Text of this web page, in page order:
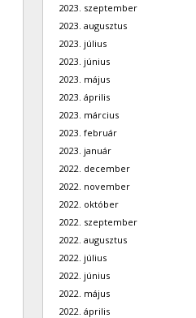
2023. szeptember
2023. augusztus
2023. július
2023. június
2023. május
2023. április
2023. március
2023. február
2023. január
2022. december
2022. november
2022. október
2022. szeptember
2022. augusztus
2022. július
2022. június
2022. május
2022. április